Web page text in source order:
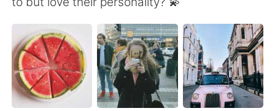
ไทย Italiano
Türkçe Tiếng Việt
Português